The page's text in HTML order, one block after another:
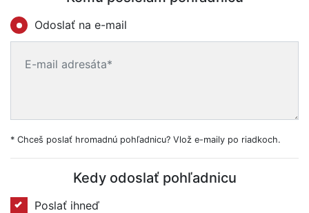
Odoslať na e-mail
* Chceš poslať hromadnú pohľadnicu? Vlož e-maily po riadkoch.
Kedy odoslať pohľadnicu
Poslať ihneď